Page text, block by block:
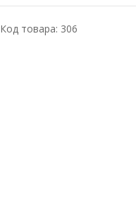
Код товара: 306